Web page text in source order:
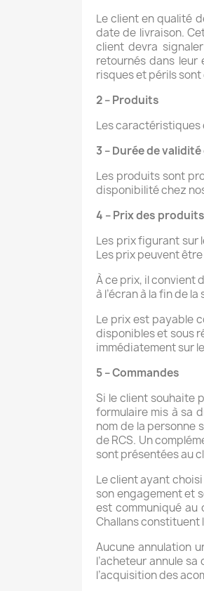
Le client en qualité
date de livraison.
client devra
retournés dans leur
risques et périls
2 – Produits
Les caractéristiques
3 – Durée de
Les produits sont
disponibilité chez
4 – Prix des produits
Les prix figurant sur
Les prix peuvent
À ce prix, il convient
à l’écran à la fin de
Le prix est payable
disponibles et sous
immédiatement sur
5 – Commandes
Si le client souhaite
formulaire mis à sa
nom de la personne
de RCS. Un
sont présentées au
Le client ayant
son engagement et
est communiqué au
Challans constituent
Aucune annulation
l’acheteur annule
l’acquisition des